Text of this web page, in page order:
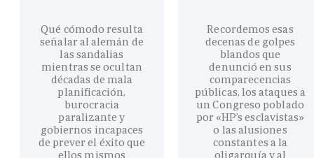
Qué cómodo resulta
señalar al alemán de
las sandalias
mientras se ocultan
décadas de mala
planificación,
burocracia
paralizante y
gobiernos incapaces
de prever el éxito que
ellos mismos
Recordemos esas
decenas de golpes
blandos que
denunció en sus
comparecencias
públicas, los ataques a
un Congreso poblado
por «HP’s esclavistas»
o las alusiones
constantes a la
oligarquía y al